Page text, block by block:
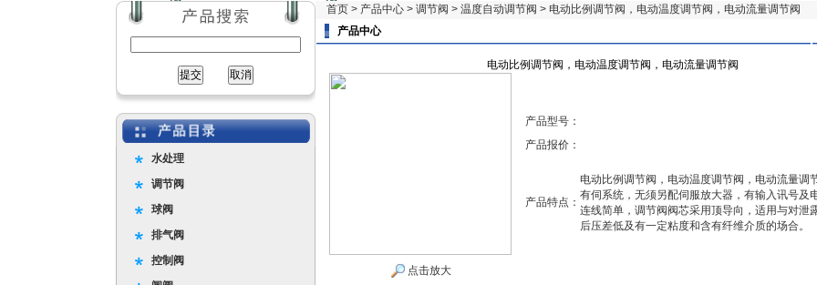
水处理
调节阀
球阀
排气阀
控制阀
首页 > 产品中心 > 调节阀 > 温度自动调节阀 > 电动比例调节阀，电动温度调节阀，电动流量调节阀
产品中心
电动比例调节阀，电动温度调节阀，电动流量调节阀
点击放大
产品型号：
产品报价：
产品特点：
电动比例调节阀，电动温度调节阀，电动流量调
有伺系统，无须另配伺服放大器，有输入讯号及
连线简单，调节阀阀芯采用顶导向，适用与对泄
后压差低及有一定粘度和含有纤维介质的场合。